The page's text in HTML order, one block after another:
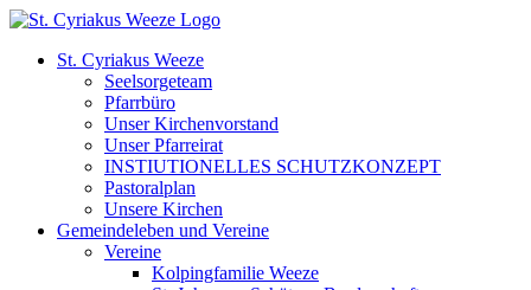
Zum
springenSt. Cyriakus Weeze
Seelsorgeteam
Pfarrbüro
Unser Kirchenvorstand
Unser Pfarreirat
INSTIUTIONELLES SCHUTZKONZEPT
Pastoralplan
Unsere Kirchen
Gemeindeleben und Vereine
Vereine
Kolpingfamilie Weeze